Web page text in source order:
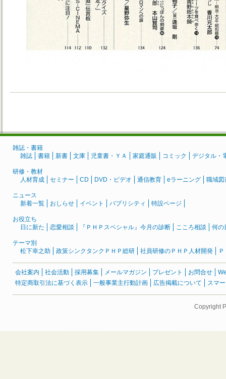
雑誌・書籍
雑誌
書籍 新書 文庫 児童書・ＹＡ 家庭通販 コミック デジタル・
研修・教材
人材育成
セミナー CD DVD・ビデオ 通信教育 eラーニング 職域図
ニュース
新着一覧
おしらせ イベント パブリシティ 特設ページ
お役立ち
日に新た
恋愛相談 『ＰＨＰスペシャル』今月の診断 こころ相談 何の
テーマ別
松下幸之助
政策シンクタンクＰＨＰ総研 社員研修のＰＨＰ人材開発
会社案内 社会活動 採用募集 メールマガジン プレゼント お問合せ
特定商取引法に基づく表示
一般事業主行動計画 広告掲載について スマ
Copyright